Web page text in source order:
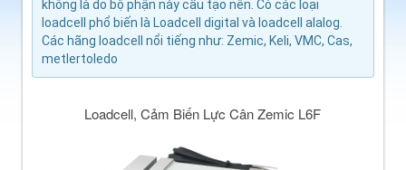
không là do bộ phận này cấu tạo nên. Có các loại
loadcell phổ biến là Loadcell digital và loadcell alalog.
Các hãng loadcell nổi tiếng như: Zemic, Keli, VMC, Cas,
metlertoledo
Loadcell, Cảm Biến Lực Cân Zemic L6F